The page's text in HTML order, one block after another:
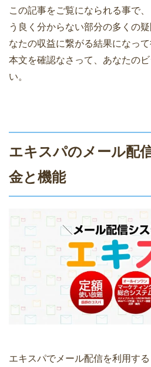
この記事をご覧になられる事で
う良く分からない部分の多くの
なたの収益に繋がる結果になっ
本文を確認なさって、あなたの
い。
エキスパのメール配
金と機能
エキスパでメール配信を利用す